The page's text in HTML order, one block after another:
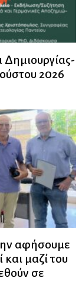
2026
αφήσουμε
μαζί του
σε